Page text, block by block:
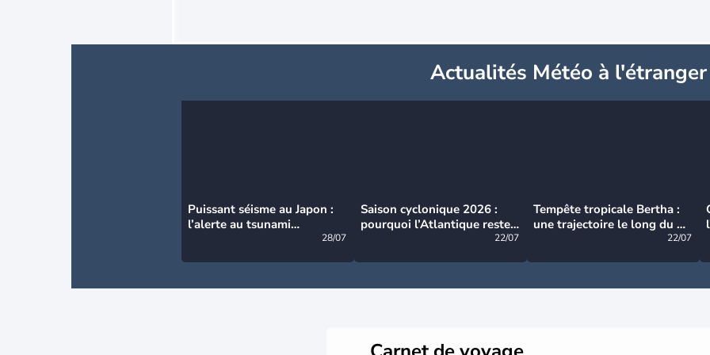
Actualités Météo à l'étranger
Puissant séisme au Japon :
l’alerte au tsunami
28/07
Saison cyclonique 2026 :
pourquoi l’Atlantique reste
22/07
Tempête tropicale Bertha :
une trajectoire le long du du
22/07